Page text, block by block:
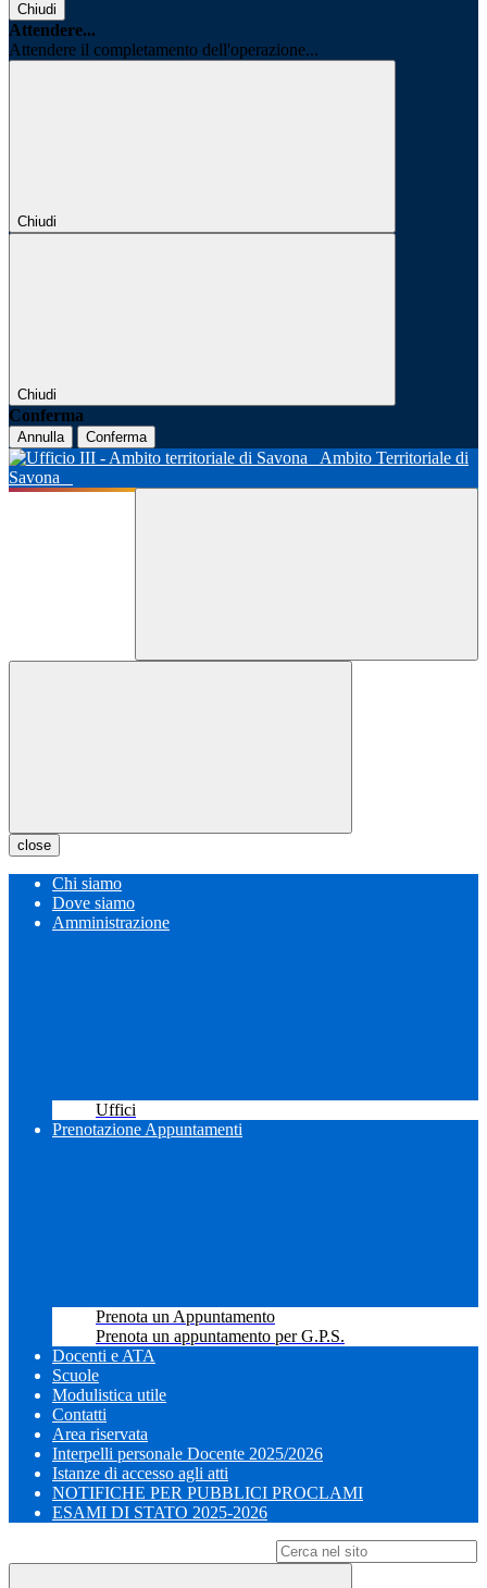
Chiudi
Attendere...
Attendere il completamento dell'operazione...
Chiudi
Chiudi
Conferma
Annulla Conferma
Ambito Territoriale di
Savona
close
Chi siamo
Dove siamo
Amministrazione
Uffici
Prenotazione Appuntamenti
Prenota un Appuntamento
Prenota un appuntamento per G.P.S.
Docenti e ATA
Scuole
Modulistica utile
Contatti
Area riservata
Interpelli personale Docente 2025/2026
Istanze di accesso agli atti
NOTIFICHE PER PUBBLICI PROCLAMI
ESAMI DI STATO 2025-2026